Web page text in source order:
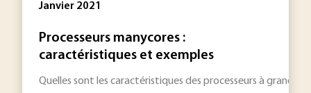
Janvier 2021
Processeurs manycores :
caractéristiques et exemples
Quelles sont les caractéristiques des processeurs à grand